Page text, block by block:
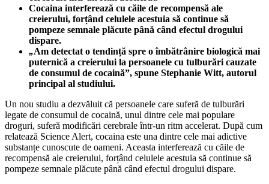
Cocaina interferează cu căile de recompensă ale
creierului, forțând celulele acestuia să continue să
pompeze semnale plăcute până când efectul drogului
dispare.
„Am detectat o tendință spre o îmbătrânire biologică mai
puternică a creierului la persoanele cu tulburări cauzate
de consumul de cocaină”, spune Stephanie Witt, autorul
principal al studiului.
Un nou studiu a dezvăluit că persoanele care suferă de tulburări
legate de consumul de cocaină, unul dintre cele mai populare
droguri, suferă modificări cerebrale într-un ritm accelerat. După cum
relatează Science Alert, cocaina este una dintre cele mai adictive
substanțe cunoscute de oameni. Aceasta interferează cu căile de
recompensă ale creierului, forțând celulele acestuia să continue să
pompeze semnale plăcute până când efectul drogului dispare.